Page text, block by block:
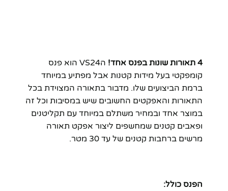
4 תאורות שונות בפנס אחד!
הVS24 הוא פנס
קומפקטי בעל מידות קטנות אבל מפתיע במיוחד
ברמת הביצועים שלו. מדבור בתאורה המצוידת בכל
התאורות והאפקטים החשובים שיש במסיבות וכל זה
במוצר אחד ובמחיר משתלם במיוחד עם תקליטנים
ופאבים קטנים שמחשפים ליצור אפקט תאורה
מרשים ברחבות קטנים של עד 30 מטר.
הפנס כולל: